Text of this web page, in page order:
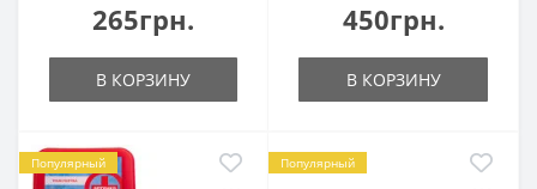
265грн.
В КОРЗИНУ
450грн.
В КОРЗИНУ
Популярный Популярный